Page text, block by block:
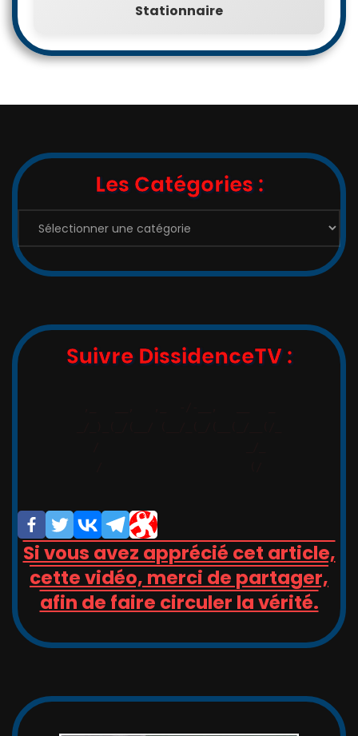
Stationnaire
Les Catégories :
Catégories
Suivre DissidenceTV :
Si vous avez apprécié cet article,
cette vidéo, merci de partager,
afin de faire circuler la vérité.